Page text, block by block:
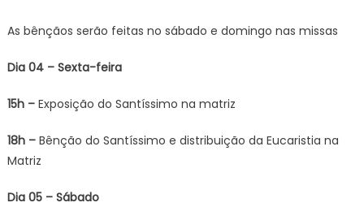
As bênçãos serão feitas no sábado e domingo nas missas
Dia 04 – Sexta-feira
15h – Exposição do Santíssimo na matriz
18h – Bênção do Santíssimo e distribuição da Eucaristia na
Matriz
Dia 05 – Sábado